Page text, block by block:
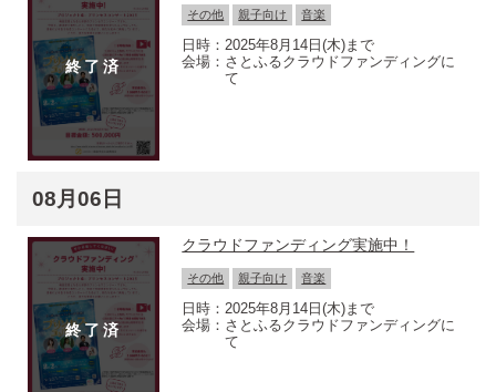
その他 親子向け 音楽
2025年8月14日(木)まで
さとふるクラウドファンディングに
て
08月06日
クラウドファンディング実施中！
その他 親子向け 音楽
2025年8月14日(木)まで
さとふるクラウドファンディングに
て